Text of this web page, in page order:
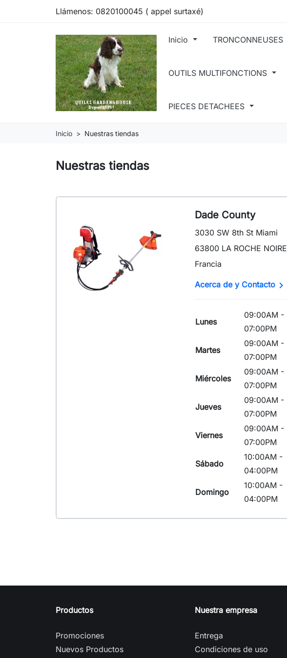
Llámenos: 0820100045 ( appel surtaxé)
Inicio TRONCONNEUSES
OUTILS MULTIFONCTIONS
PIECES DETACHEES
Inicio Nuestras tiendas
Nuestras tiendas
Dade County
3030 SW 8th St Miami
63800 LA ROCHE NOIRE
Francia
Acerca de y Contacto 
Lunes
09:00AM -
07:00PM
Martes
09:00AM -
07:00PM
Miércoles
09:00AM -
07:00PM
Jueves
09:00AM -
07:00PM
Viernes
09:00AM -
07:00PM
Sábado
10:00AM -
04:00PM
Domingo
10:00AM -
04:00PM
Productos
Promociones
Nuevos Productos
Nuestra empresa
Entrega
Condiciones de uso